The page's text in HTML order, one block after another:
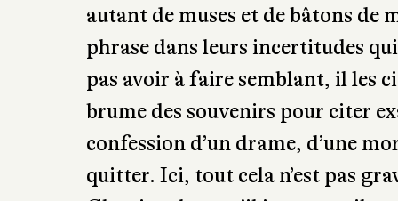
autant de muses et de bâtons de
phrase dans leurs incertitudes
pas avoir à faire semblant, il les
brume des souvenirs pour citer
confession d’un drame, d’une
quitter. Ici, tout cela n’est pas